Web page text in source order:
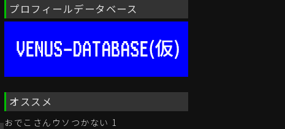
プロフィールデータベース
オススメ
おでこさんウソつかない 1